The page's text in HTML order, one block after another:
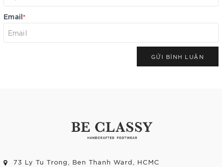
Email*
GỬI BÌNH LUẬN
73 Ly Tu Trong, Ben Thanh Ward, HCMC